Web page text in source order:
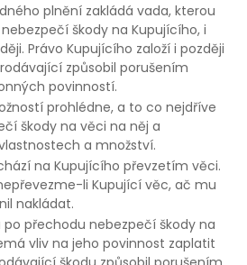
plnění zakládá vada, kterou
škody na Kupujícího, i
Právo Kupujícího založí i později
způsobil porušením
povinností.
prohlédne, a to co nejdříve
škody na věci na něj a
a množství.
na Kupujícího převzetím věci.
li Kupující věc, ač mu
nakládat.
po přechodu nebezpečí škody na
vliv na jeho povinnost zaplatit